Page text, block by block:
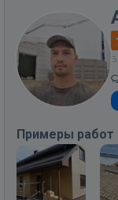
Примеры работ